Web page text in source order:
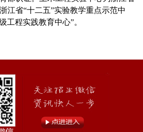
江省“十二五”实验教学重点示范中
工程实践教育中心”。